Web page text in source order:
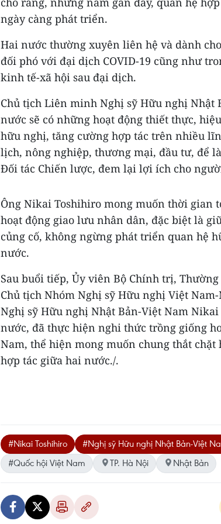
ngày càng phát triển.
Hai nước thường xuyên liên hệ và dành
đối phó với đại dịch COVID-19 cũng như
kinh tế-xã hội sau đại dịch.
Chủ tịch Liên minh Nghị sỹ Hữu nghị Nhật
nước sẽ có những hoạt động thiết thực,
hữu nghị, tăng cường hợp tác trên nhiều
lịch, nông nghiệp, thương mại, đầu tư, để
Đối tác Chiến lược, đem lại lợi ích cho
Ông Nikai Toshihiro mong muốn thời gian
hoạt động giao lưu nhân dân, đặc biệt là
củng cố, không ngừng phát triển quan hệ
nước.
Sau buổi tiếp, Ủy viên Bộ Chính trị,
Chủ tịch Nhóm Nghị sỹ Hữu nghị Việt
Nghị sỹ Hữu nghị Nhật Bản-Việt Nam
nước, đã thực hiện nghi thức trồng giống
Nam, thể hiện mong muốn chung thắt
hợp tác giữa hai nước./.
#Nikai Toshihiro #Nghị sỹ Hữu nghị Nhật Bản-Việt
#Quốc hội Việt Nam
TP. Hà Nội Nhật Bản